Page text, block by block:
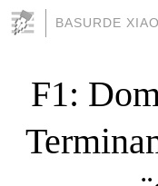
BASURDE
F1: